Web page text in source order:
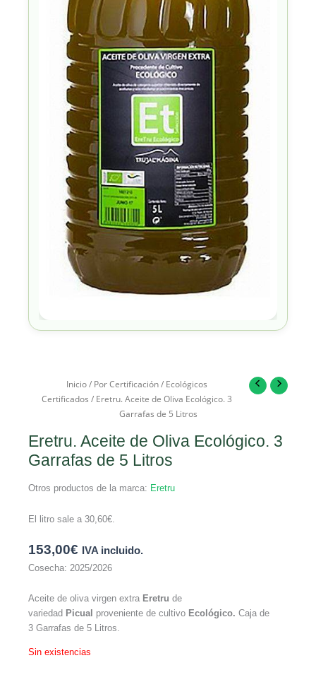
Inicio/ Por Certificación/ Ecológicos
Certificados / Eretru. Aceite de Oliva Ecológico. 3
Garrafas de 5 Litros
Eretru. Aceite de Oliva Ecológico. 3
Garrafas de 5 Litros
Otros productos de la marca: Eretru
El litro sale a 30,60€
153,00€ IVA incluido.
Cosecha: 2025/2026
Aceite de oliva virgen extra Eretru de
variedad Picual proveniente de cultivo Ecológico. Caja de
3 Garrafas de 5 Litros.
Sin existencias